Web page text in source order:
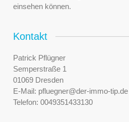
einsehen können.
Kontakt
Patrick Pflügner
Semperstraße 1
01069 Dresden
E-Mail: pfluegner@der-immo-tip.de
Telefon: 0049351433130